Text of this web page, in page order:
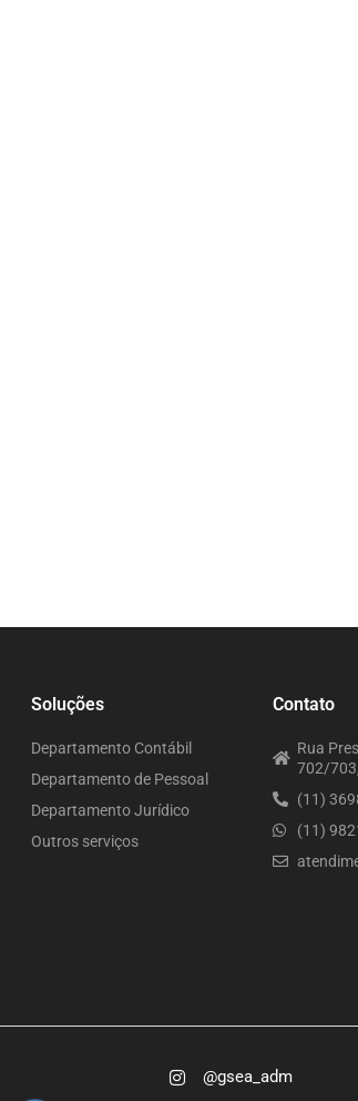
Soluções
Departamento Contábil
Departamento de Pessoal
Departamento Jurídico
Outros serviços
Contato
Rua
702/
(11)
(11)
@gsea_adm